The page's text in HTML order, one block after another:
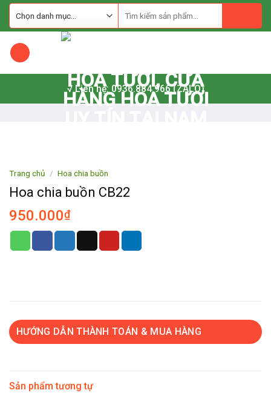
Skip
√ Liên hệ: 0936.884.966 (ZALO)
Trang chủ / Hoa chia buồn
Hoa chia buồn CB22
950.000₫
HƯỚNG DẪN THÀNH TOÁN & MUA HÀNG
Sản phẩm tương tự